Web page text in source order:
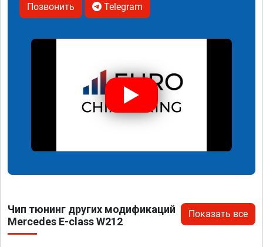
Позвонить Telegram
Чип тюнинг других модификаций
Mercedes E-class W212
Показать все